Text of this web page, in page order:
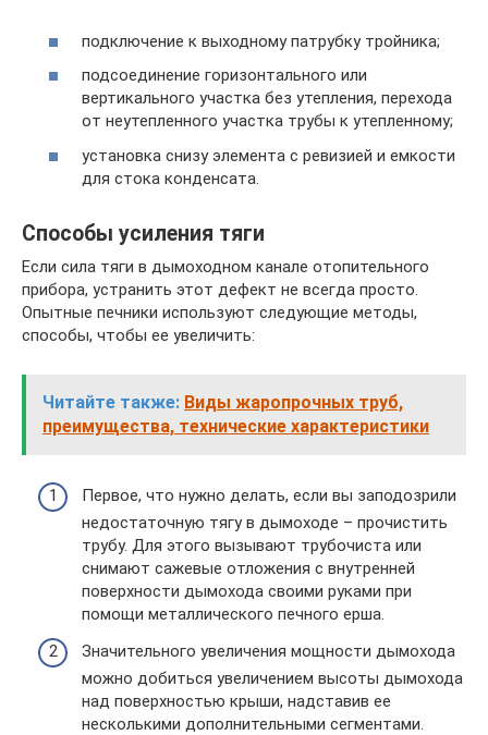
подключение к выходному патрубку тройника;
подсоединение горизонтального или
вертикального участка без утепления, перехода
от неутепленного участка трубы к утепленному;
установка снизу элемента с ревизией и емкости
для стока конденсата.
Способы усиления тяги
Если сила тяги в дымоходном канале отопительного
прибора, устранить этот дефект не всегда просто.
Опытные печники используют следующие методы,
способы, чтобы ее увеличить:
Читайте также: Виды жаропрочных труб,
преимущества, технические характеристики
Первое, что нужно делать, если вы заподозрили
недостаточную тягу в дымоходе – прочистить
трубу. Для этого вызывают трубочиста или
снимают сажевые отложения с внутренней
поверхности дымохода своими руками при
помощи металлического печного ерша.
Значительного увеличения мощности дымохода
можно добиться увеличением высоты дымохода
над поверхностью крыши, надставив ее
несколькими дополнительными сегментами.